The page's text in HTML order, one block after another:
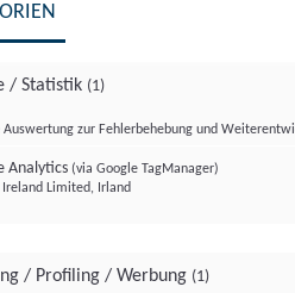
Bauelemente erzeugt
von
/ Statistik (1)
Auswertung zur Fehlerbehebung und
Analytics (via Google TagManager)
Ireland Limited, Irland
/ Profiling / Werbung (1)